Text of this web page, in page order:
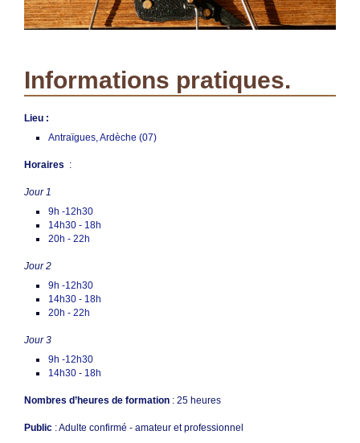
Informations pratiques.
Lieu :
Antraïgues, Ardèche (07)
Horaires :
Jour 1
9h -12h30
14h30 - 18h
20h - 22h
Jour 2
9h -12h30
14h30 - 18h
20h - 22h
Jour 3
9h -12h30
14h30 - 18h
Nombres d’heures de formation : 25 heures
Public : Adulte confirmé - amateur et professionnel